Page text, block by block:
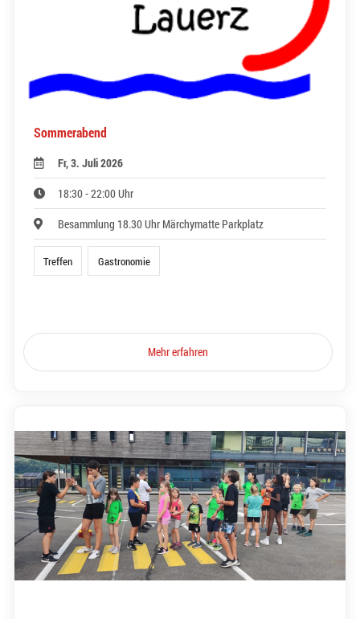
Sommerabend
Fr, 3. Juli 2026
18:30 - 22:00 Uhr
Besammlung 18.30 Uhr Märchymatte Parkplatz
Treffen Gastronomie
Mehr erfahren